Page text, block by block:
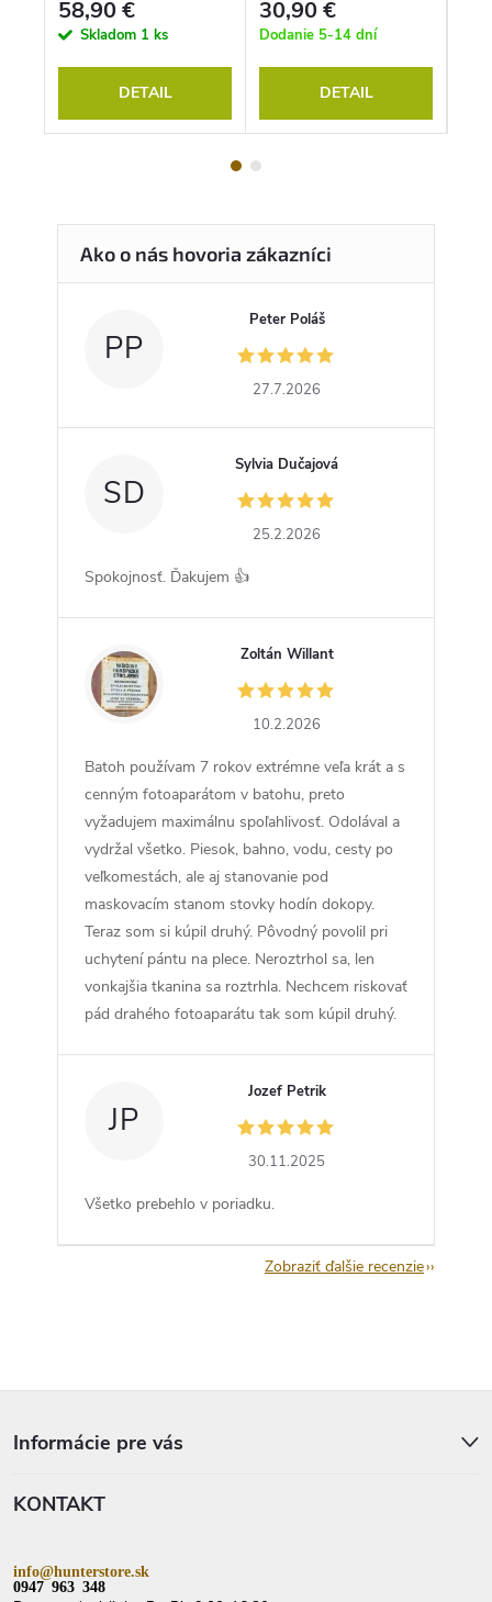
58,90 €
Skladom 1 ks
DETAIL
30,90 €
Dodanie 5-14 dní
DETAIL
PP
Peter Poláš
27.7.2026
SD
Sylvia Dučajová
25.2.2026
Spokojnosť. Ďakujem 👍
ZW
Zoltán Willant
10.2.2026
Batoh používam 7 rokov extrémne veľa krát a s
cenným fotoaparátom v batohu, preto
vyžadujem maximálnu spoľahlivosť. Odolával a
vydržal všetko. Piesok, bahno, vodu, cesty po
veľkomestách, ale aj stanovanie pod
maskovacím stanom stovky hodín dokopy.
Teraz som si kúpil druhý. Pôvodný povolil pri
uchytení pántu na plece. Neroztrhol sa, len
vonkajšia tkanina sa roztrhla. Nechcem riskovať
pád drahého fotoaparátu tak som kúpil druhý.
JP
Jozef Petrik
30.11.2025
Všetko prebehlo v poriadku.
Zobraziť ďalšie recenzie
Informácie pre vás
KONTAKT
info@hunterstore.sk
0947 963 348